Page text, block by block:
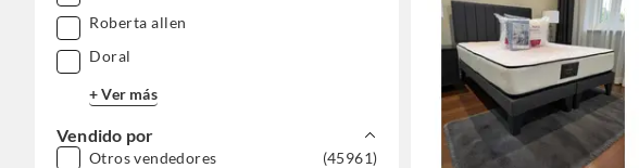
Roberta allen
Doral
+ Ver más
Vendido por
Otros vendedores
(45961)